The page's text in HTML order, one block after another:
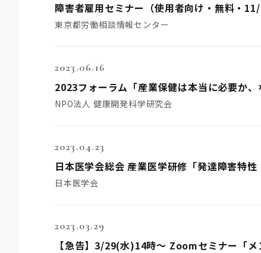
東京都労働相談情報センター
2023.06.16
2023フォーラム「産業保健は本当に必要か、
NPO法人 健康開発科学研究会
2023.04.23
日本医学会
2023.03.29